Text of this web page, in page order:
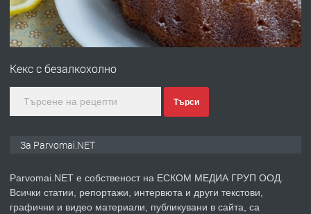
преди 1 година
ПРЕДЛАГА
Монтажник на малки детайли за
преди 1 година
Кекс с безалкохолно
Търси
За Parvomai.NET
Parvomai.NET е собственост на ЕСКОМ МЕДИА ГРУП ООД.
Всички статии, репортажи, интервюта и други текстови,
графични и видео материали, публикувани в сайта, са